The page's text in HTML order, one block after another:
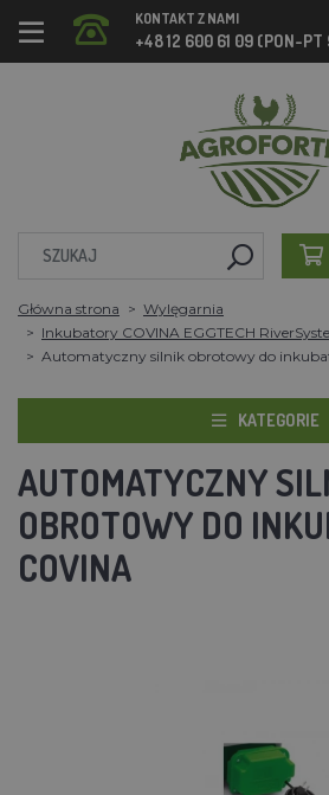
KONTAKT Z NAMI
+48 12 600 61 09 (PON-PT
Główna strona
Wylęgarnia
Inkubatory COVINA EGGTECH
Automatyczny silnik obrotowy do
KATEGORIE
AUTOMATYCZNY
OBROTOWY DO
COVINA